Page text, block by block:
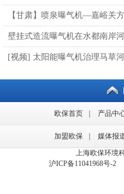
【甘肃】喷泉曝气机—嘉峪关
壁挂式造流曝气机在水都南岸
[视频] 太阳能曝气机治理马草河
欧保首页 产品中
加盟欧保 媒体报
上海欧保环境
沪ICP备11041968号-2